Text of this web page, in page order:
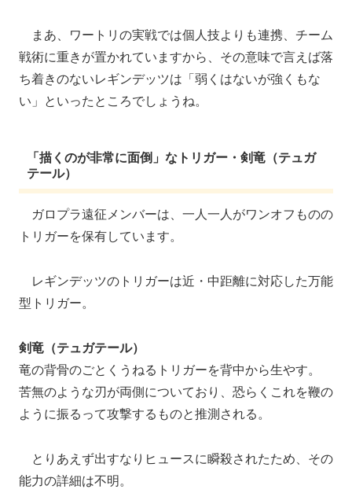
まあ、ワートリの実戦では個人技よりも連携、チーム
戦術に重きが置かれていますから、その意味で言えば落
ち着きのないレギンデッツは「弱くはないが強くもな
い」といったところでしょうね。
「描くのが非常に面倒」なトリガー・剣竜（テュガ
テール）
ガロプラ遠征メンバーは、一人一人がワンオフものの
トリガーを保有しています。
レギンデッツのトリガーは近・中距離に対応した万能
型トリガー。
剣竜（テュガテール）
竜の背骨のごとくうねるトリガーを背中から生やす。
苦無のような刃が両側についており、恐らくこれを鞭の
ように振るって攻撃するものと推測される。
とりあえず出すなりヒュースに瞬殺されたため、その
能力の詳細は不明。